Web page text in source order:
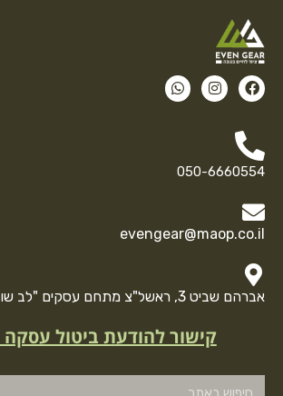
050-6660554
evengear@maop.co.il
אברהם שביט 3, ראשל"צ מתחם עסקים "לב שורק"
קישור להודעת ביטול עסקה